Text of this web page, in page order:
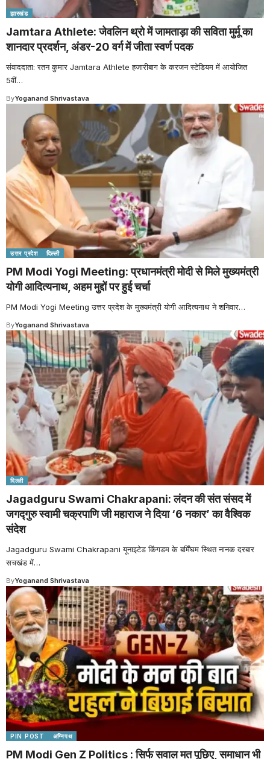
झारखंड
Jamtara Athlete: जेवलिन थ्रो में जामताड़ा की सविता मुर्मू का
शानदार प्रदर्शन, अंडर-20 वर्ग में जीता स्वर्ण पदक
संवाददाता: रतन कुमार Jamtara Athlete हजारीबाग के करजन स्टेडियम में आयोजित
5वीं…
ByYoganand Shrivastava
उत्तर प्रदेश दिल्ली
PM Modi Yogi Meeting: प्रधानमंत्री मोदी से मिले मुख्यमंत्री
योगी आदित्यनाथ, अहम मुद्दों पर हुई चर्चा
PM Modi Yogi Meeting उत्तर प्रदेश के मुख्यमंत्री योगी आदित्यनाथ ने शनिवार…
ByYoganand Shrivastava
दिल्ली
Jagadguru Swami Chakrapani: लंदन की संत संसद में
जगद्गुरु स्वामी चक्रपाणि जी महाराज ने दिया ‘6 नकार’ का वैश्विक
संदेश
Jagadguru Swami Chakrapani यूनाइटेड किंगडम के बर्मिंघम स्थित नानक दरबार
सचखंड में…
ByYoganand Shrivastava
PIN POST अग्निपथ
PM Modi Gen Z Politics : सिर्फ सवाल मत पूछिए, समाधान भी